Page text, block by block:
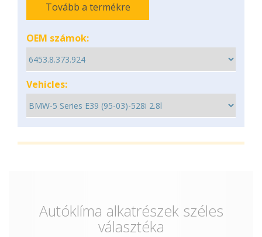
Tovább a termékre
OEM számok:
Vehicles:
Autóklíma alkatrészek széles
választéka